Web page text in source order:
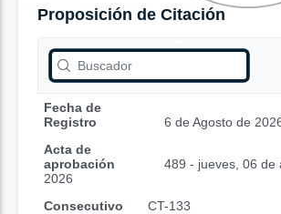
Proposición de Citación
Fecha de
Registro
6 de Agosto de
Acta de
aprobación
489 - jueves, 06 de
2026
Consecutivo
CT-133